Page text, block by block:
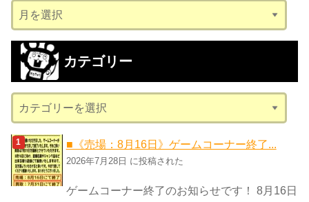
ー
カ
ブ
カテゴリー
テ
ゴ
リ
ー
■《売場：8月16日》ゲームコーナー終了...
2026年7月28日 に投稿された
ゲームコーナー終了のお知らせです！ 8月16日